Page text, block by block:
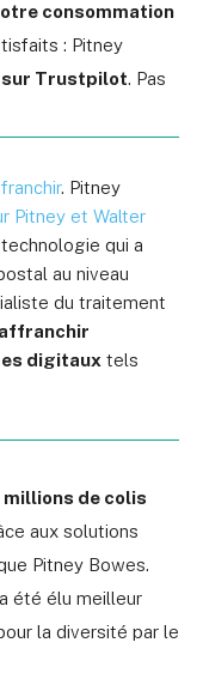
consommation
: Pitney
sur Trustpilot. Pas
. Pitney
Pitney et Walter
qui a
au niveau
du traitement
digitaux tels
millions de colis
aux solutions
Pitney Bowes.
été élu meilleur
la diversité par le